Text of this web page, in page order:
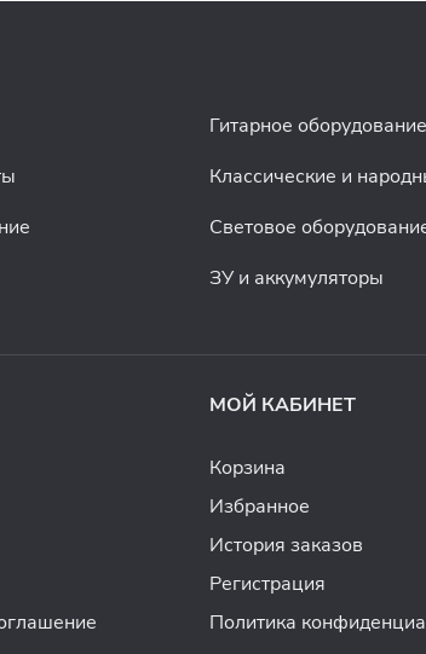
Гитарное оборудование
Классические и
Световое
ЗУ и аккумуляторы
МОЙ КАБИНЕТ
Корзина
Избранное
История заказов
Регистрация
Политика